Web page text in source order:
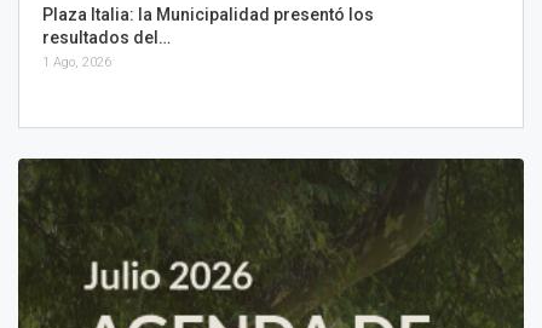
Plaza Italia: la Municipalidad presentó los
resultados del…
1 Ago, 2026